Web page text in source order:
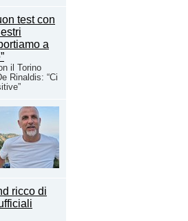
il Torino
Rinaldis: “Ci